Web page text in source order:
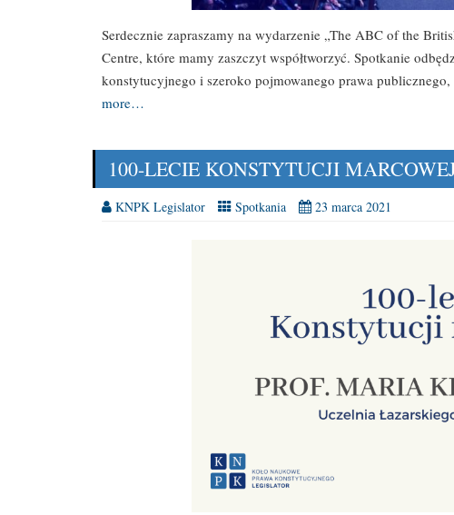
Serdecznie zapraszamy na wydarzenie „The ABC of the
Centre, które mamy zaszczyt współtworzyć. Spotkanie
konstytucyjnego i szeroko pojmowanego prawa
more…
100-LECIE KONSTYTUCJI
KNPK Legislator Spotkania 23 marca 2021